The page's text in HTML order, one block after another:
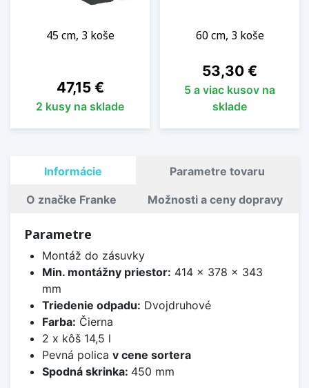
45 cm, 3 koše
Cena
47,15 €
2 kusy na sklade
60 cm, 3 koše
Cena
53,30 €
5 a viac kusov na
sklade
Informácie Parametre tovaru
O značke Franke Možnosti a ceny dopravy
Parametre
Montáž do zásuvky
Min. montážny priestor: 414 x 378 x 343
mm
Triedenie odpadu: Dvojdruhové
Farba: Čierna
2 x kôš 14,5 l
Pevná polica v cene sortera
Spodná skrinka: 450 mm